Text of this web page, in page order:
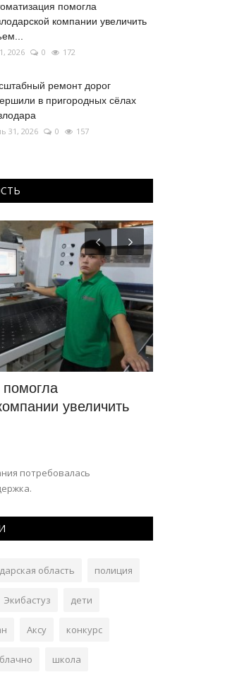
помогла
компании увеличить
2026 0 172
ремонт дорог
в пригородных сёлах
31, 2026 0 157
Футбол
Утвержден профиль
павлодарца в главной
область полиция
Экибастуз дети
Аксу конкурс
школа